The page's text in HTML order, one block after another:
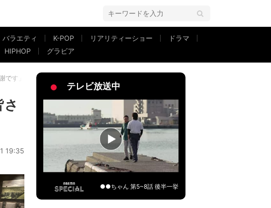
バラエティ K-POP リアリティーショー
ドラマ
HIPHOP グラビア
です」
19:35
テレビ放送中
●●ちゃん 第5~8話 後半一挙